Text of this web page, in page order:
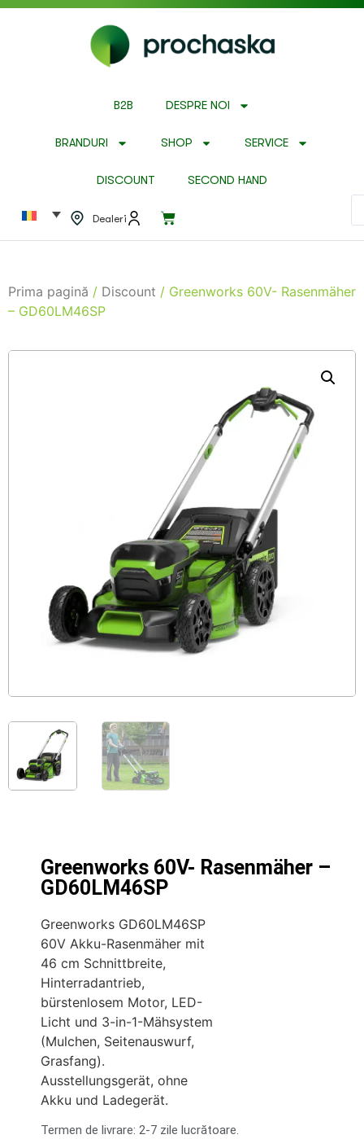
B2B DESPRE NOI
BRANDURI SHOP SERVICE
DISCOUNT SECOND HAND
Dealeri
Prima pagină / Discount / Greenworks 60V- Rasenmäher
– GD60LM46SP
Greenworks 60V- Rasenmäher –
GD60LM46SP
Greenworks GD60LM46SP
60V Akku-Rasenmäher mit
46 cm Schnittbreite,
Hinterradantrieb,
bürstenlosem Motor, LED-
Licht und 3-in-1-Mähsystem
(Mulchen, Seitenauswurf,
Grasfang).
Ausstellungsgerät, ohne
Akku und Ladegerät.
Termen de livrare: 2-7 zile lucrătoare.